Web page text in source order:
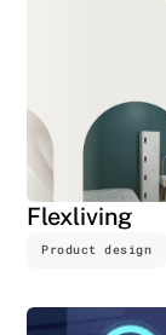
Flexliving
Product design